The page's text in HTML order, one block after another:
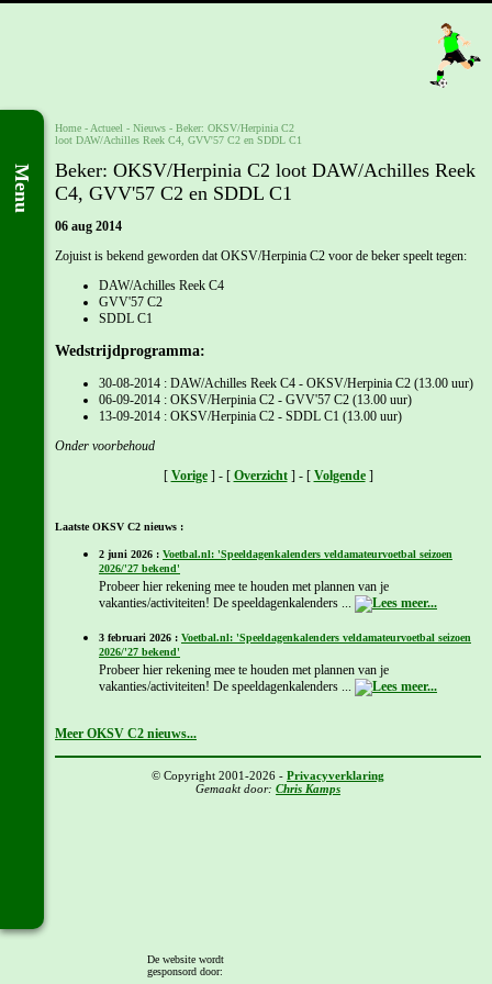
Menu
Home - Actueel - Nieuws - Beker: OKSV/Herpinia C2
loot DAW/Achilles Reek C4, GVV'57 C2 en SDDL C1
Beker: OKSV/Herpinia C2 loot DAW/Achilles Reek
C4, GVV'57 C2 en SDDL C1
06 aug 2014
Zojuist is bekend geworden dat OKSV/Herpinia C2 voor de beker speelt tegen:
DAW/Achilles Reek C4
GVV'57 C2
SDDL C1
Wedstrijdprogramma:
30-08-2014 : DAW/Achilles Reek C4 - OKSV/Herpinia C2 (13.00 uur)
06-09-2014 : OKSV/Herpinia C2 - GVV'57 C2 (13.00 uur)
13-09-2014 : OKSV/Herpinia C2 - SDDL C1 (13.00 uur)
Onder voorbehoud
[ Vorige] - [ Overzicht] - [ Volgende]
Laatste OKSV C2 nieuws :
2 juni 2026 : Voetbal.nl: 'Speeldagenkalenders veldamateurvoetbal seizoen
2026/'27 bekend'
Probeer hier rekening mee te houden met plannen van je
vakanties/activiteiten! De speeldagenkalenders ...
3 februari 2026 : Voetbal.nl: 'Speeldagenkalenders veldamateurvoetbal seizoen
2026/'27 bekend'
Probeer hier rekening mee te houden met plannen van je
vakanties/activiteiten! De speeldagenkalenders ...
Meer OKSV C2 nieuws...
© Copyright 2001-2026 - Privacyverklaring
Gemaakt door: Chris Kamps
De website wordt
gesponsord door: